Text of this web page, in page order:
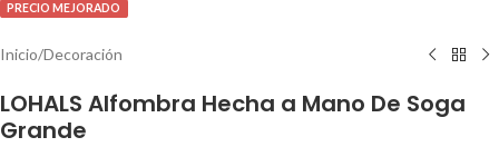
PRECIO MEJORADO
Inicio/Decoración
LOHALS Alfombra Hecha a Mano De Soga
Grande